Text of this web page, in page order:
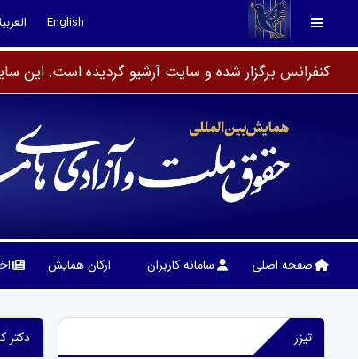
English
کنفرانس برگزار شده و سایت آرشیو گردیده است. این
صفحه اصلی سامانه کاربران ارکان همایش
تیزر دکتر